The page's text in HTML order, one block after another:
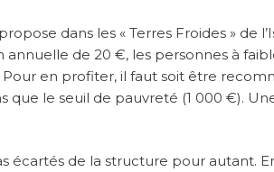
dans les « Terres Froides » de
de 20 €, les personnes à
en profiter, il faut soit être
que le seuil de pauvreté (1 000 €).
écartés de la structure pour autant.